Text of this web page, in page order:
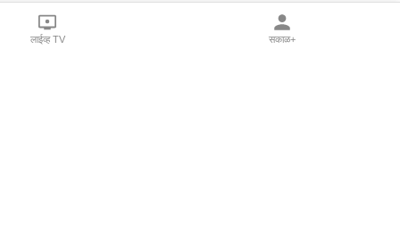
लाईव्ह TV सकाळ+